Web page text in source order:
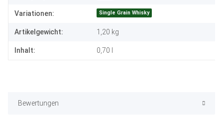
Variationen: Single Grain Whisky
Artikelgewicht: 1,20 kg
Inhalt: 0,70 l
Bewertungen